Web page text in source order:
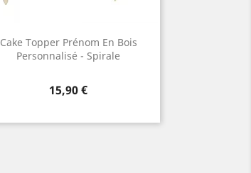
Cake Topper Prénom En Bois
Personnalisé - Spirale
Prix
15,90 €